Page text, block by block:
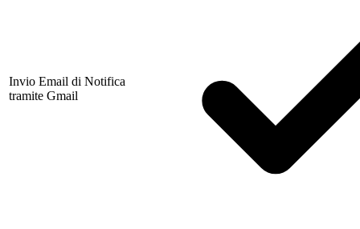
Invio Email di Notifica
tramite Gmail